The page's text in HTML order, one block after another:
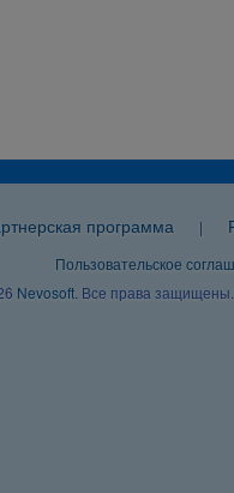
программа |
Пользовательское
Nevosoft . Все права защищены